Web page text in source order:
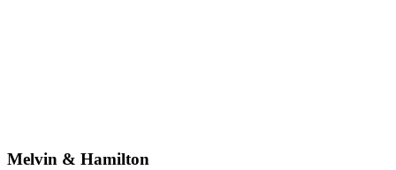
Melvin & Hamilton